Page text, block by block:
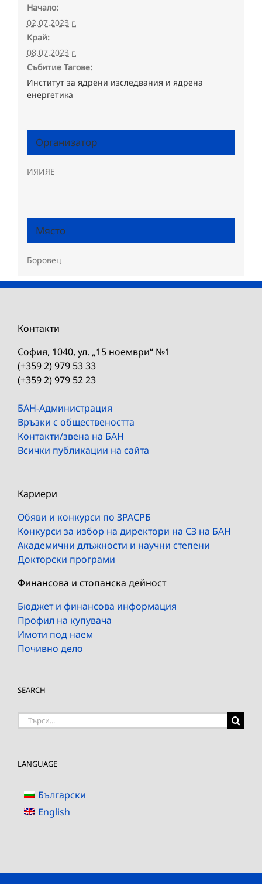
Начало:
02.07.2023 г.
Край:
08.07.2023 г.
Събитие Тагове:
Институт за ядрени изследвания и ядрена
енергетика
Организатор
ИЯИЯЕ
Място
Боровец
Контакти
София, 1040, ул. „15 ноември“ №1
(+359 2) 979 53 33
(+359 2) 979 52 23
БАН-Администрация
Връзки с обществеността
Контакти/звена на БАН
Всички публикации на сайта
Кариери
Обяви и конкурси по ЗРАСРБ
Конкурси за избор на директори на СЗ на БАН
Академични длъжности и научни степени
Докторски програми
Финансова и стопанска дейност
Бюджет и финансова информация
Профил на купувача
Имоти под наем
Почивно дело
SEARCH
Търсене
LANGUAGE
Български
English